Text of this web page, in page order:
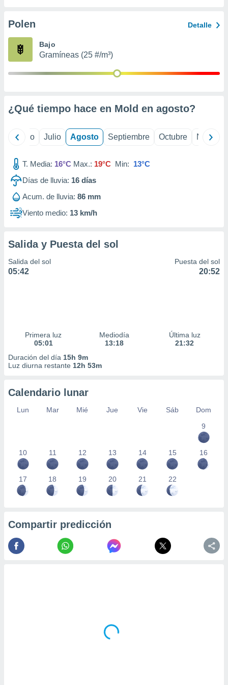
e
mediante
de
Polen Detalle
Bajo
Gramíneas (25 #/m³)
¿Qué tiempo hace en Mold en agosto?
Junio Julio Agosto Septiembre Octubre
T. Media: 16°C Max.: 19°C Min: 13°C
Días de lluvia: 16 días
Acum. de lluvia: 86 mm
Viento medio: 13 km/h
Salida y Puesta del sol
Salida del sol
05:42
Puesta del sol
20:52
Primera luz
05:01
Mediodía
13:18
Última luz
21:32
Duración del día 15h 9m
Luz diurna restante 12h 53m
Calendario lunar
Lun Mar Mié Jue Vie Sáb
Dom
9
10 11 12 13 14 15 16
17 18 19 20 21 22
Compartir predicción